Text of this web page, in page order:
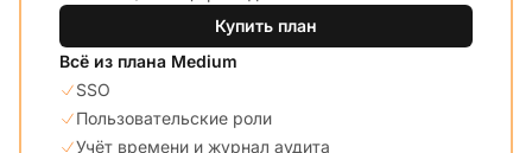
Купить план
Всё из плана Medium
SSO
Пользовательские роли
Учёт времени и журнал аудита